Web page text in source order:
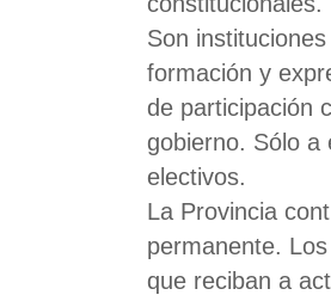
Son
formación y
de participación
gobierno. Sólo a
electivos.
La Provincia
permanente.
que reciban a